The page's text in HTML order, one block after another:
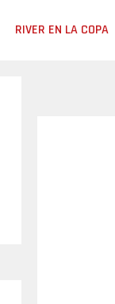
RIVER EN LA COPA